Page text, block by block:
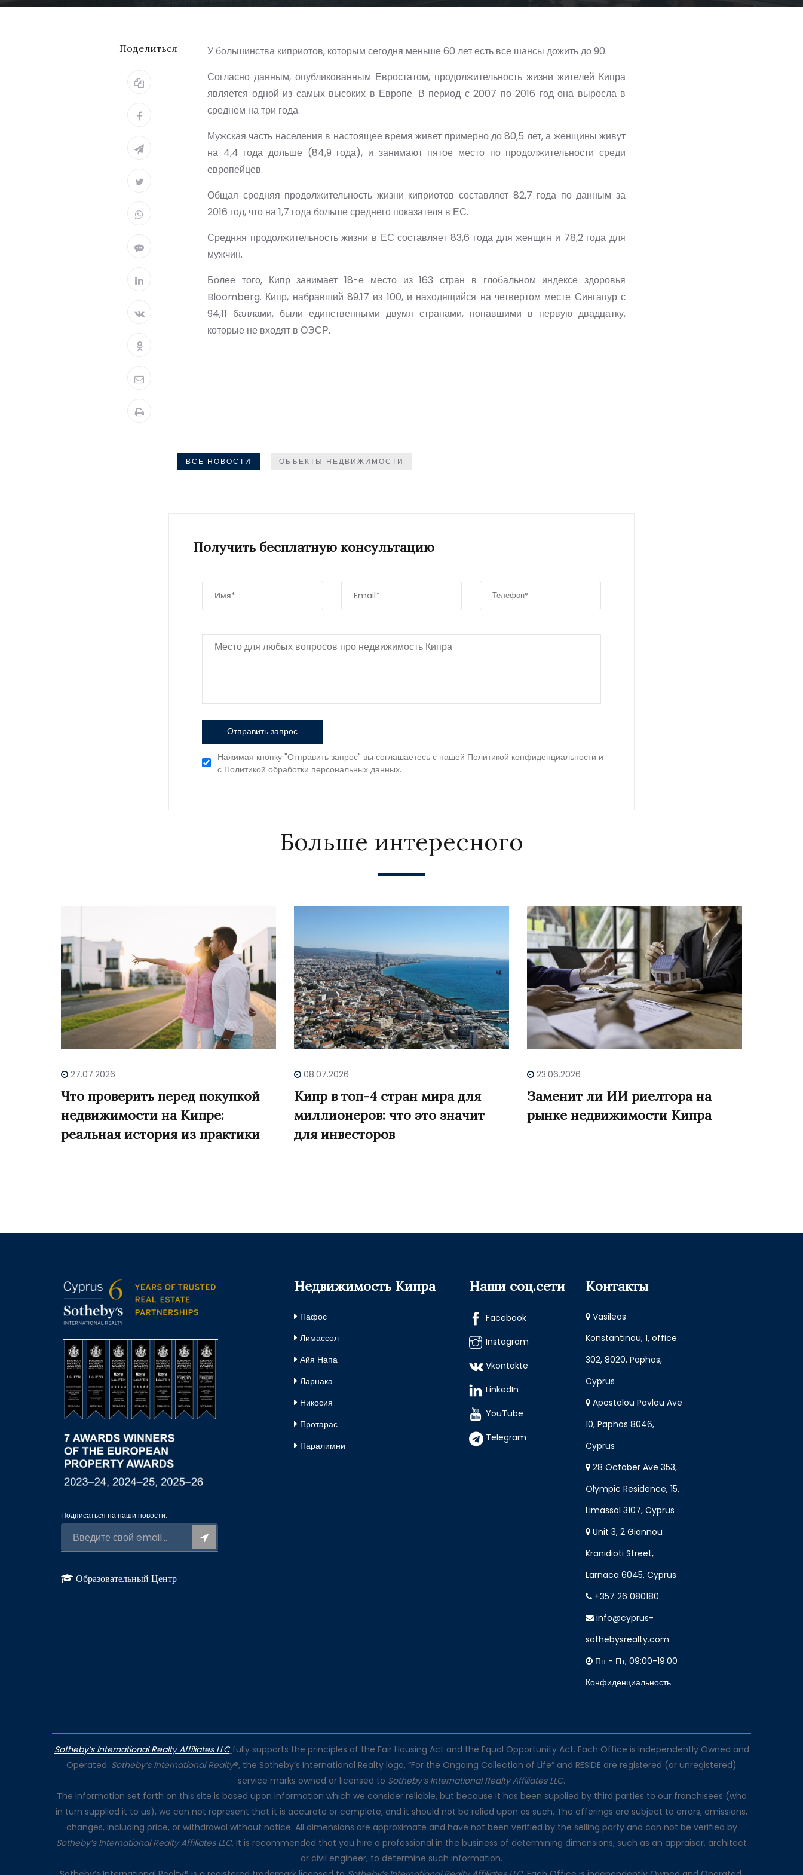
Поделиться
У большинства киприотов, которым сегодня меньше 60 лет есть все шансы дожить до 90.
Согласно данным, опубликованным Евростатом, продолжительность жизни жителей Кипра
является одной из самых высоких в Европе. В период с 2007 по 2016 год она выросла в
среднем на три года.
Мужская часть населения в настоящее время живет примерно до 80,5 лет, а женщины живут
на 4,4 года дольше (84,9 года), и занимают пятое место по продолжительности среди
европейцев.
Общая средняя продолжительность жизни киприотов составляет 82,7 года по данным за
2016 год, что на 1,7 года больше среднего показателя в ЕС.
Средняя продолжительность жизни в ЕС составляет 83,6 года для женщин и 78,2 года для
мужчин.
Более того, Кипр занимает 18-е место из 163 стран в глобальном индексе здоровья
Bloomberg. Кипр, набравший 89.17 из 100, и находящийся на четвертом месте Сингапур с
94,11 баллами, были единственными двумя странами, попавшими в первую двадцатку,
которые не входят в ОЭСР.
ВСЕ НОВОСТИ ОБЪЕКТЫ НЕДВИЖИМОСТИ
Получить бесплатную консультацию
Отправить запрос
Нажимая кнопку "Отправить запрос" вы соглашаетесь с нашей Политикой конфиденциальности и
с Политикой обработки персональных данных.
Больше интересного
27.07.2026
Что проверить перед покупкой
недвижимости на Кипре:
реальная история из практики
08.07.2026
Кипр в топ-4 стран мира для
миллионеров: что это значит
для инвесторов
23.06.2026
Заменит ли ИИ риелтора на
рынке недвижимости Кипра
Подписаться на наши новости:
Образовательный Центр
Недвижимость Кипра
Пафос
Лимассол
Айя Напа
Ларнака
Никосия
Протарас
Паралимни
Наши соц.сети
Facebook
Instagram
Vkontakte
LinkedIn
YouTube
Telegram
Контакты
Vasileos
Konstantinou, 1, office
302, 8020, Paphos,
Cyprus
Apostolou Pavlou Ave
10, Paphos 8046,
Cyprus
28 October Ave 353,
Olympic Residence, 15,
Limassol 3107, Cyprus
Unit 3, 2 Giannou
Kranidioti Street,
Larnaca 6045, Cyprus
+357 26 080180
info@cyprus-
sothebysrealty.com
Пн - Пт, 09:00-19:00
Конфиденциальность
Sotheby’s International Realty Affiliates LLC fully supports the principles of the Fair Housing Act and the Equal Opportunity Act. Each Office is Independently Owned and
Operated. Sotheby’s International Realty®, the Sotheby’s International Realty logo, “For the Ongoing Collection of Life” and RESIDE are registered (or unregistered)
service marks owned or licensed to Sotheby’s International Realty Affiliates LLC.
The information set forth on this site is based upon information which we consider reliable, but because it has been supplied by third parties to our franchisees (who
in turn supplied it to us), we can not represent that it is accurate or complete, and it should not be relied upon as such. The offerings are subject to errors, omissions,
changes, including price, or withdrawal without notice. All dimensions are approximate and have not been verified by the selling party and can not be verified by
Sotheby’s International Realty Affiliates LLC. It is recommended that you hire a professional in the business of determining dimensions, such as an appraiser, architect
or civil engineer, to determine such information.